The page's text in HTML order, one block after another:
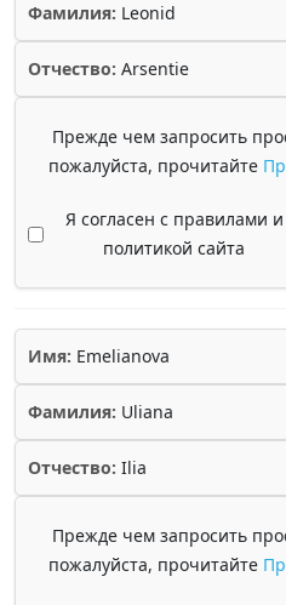
Фамилия: Leonid
Отчество: Arsentie
Прежде чем запросить
пожалуйста, прочитайте
Я согласен с правилами и
политикой сайта
Имя: Emelianova
Фамилия: Uliana
Отчество: Ilia
Прежде чем запросить
пожалуйста, прочитайте